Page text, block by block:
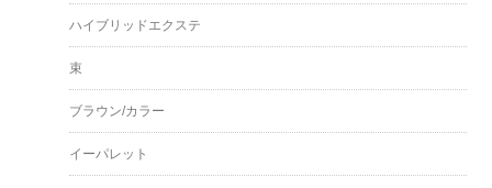
ハイブリッドエクステ
束
ブラウン/カラー
イーパレット